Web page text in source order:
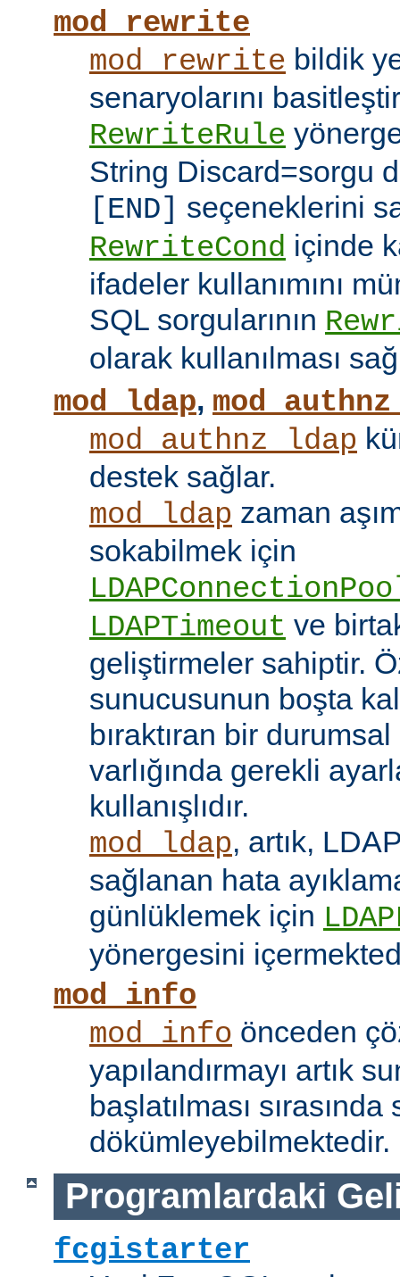
mod_rewrite
mod_rewrite bildik
senaryolarını
RewriteRule
String Discard=sorgu
[END]
seçeneklerini
RewriteCond içinde
ifadeler kullanımını
SQL sorgularının
olarak kullanılması
mod_ldap,
mod_authnz_ldap
destek sağlar.
mod_ldap zaman
sokabilmek için
LDAPTimeout ve
geliştirmeler sahiptir.
sunucusunun boşta
bıraktıran bir
varlığında gerekli
kullanışlıdır.
mod_ldap, artık,
sağlanan hata
günlüklemek için
yönergesini
mod_info
mod_info önceden
yapılandırmayı artık
başlatılması sırasında
dökümleyebilmektedir.
Programlardaki
fcgistarter